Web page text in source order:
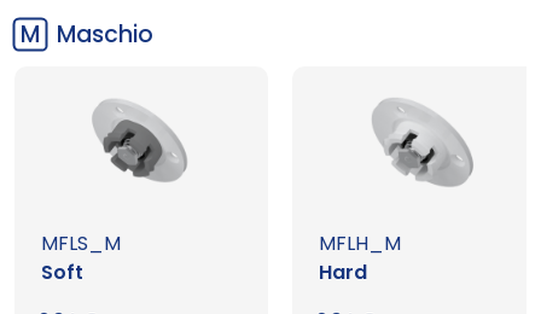
M Maschio
MFLS_M
Soft
MFLH_M
Hard